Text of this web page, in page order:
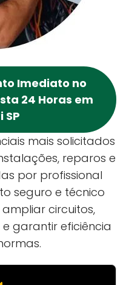
Imediato no
24 Horas em
SP
mais solicitados
reparos e
por profissional
seguro e técnico
circuitos,
garantir eficiência